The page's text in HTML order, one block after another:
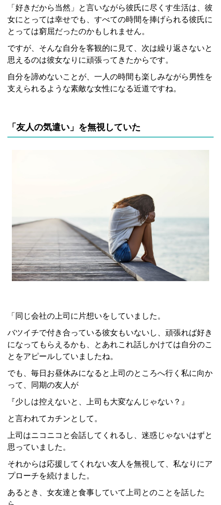
「好きだから当然」と言いながら彼氏に尽くす生活は、彼
女にとっては幸せでも、すべての時間を捧げられる彼氏に
とっては窮屈だったのかもしれません。
ですが、そんな自分を客観的に見て、次は繰り返さないと
思えるのは彼女なりに頑張ってきたからです。
自分を諦めないことが、一人の時間も楽しみながら男性を
支えられるような素敵な女性になる近道ですね。
「友人の気遣い」を無視していた
「同じ会社の上司に片想いをしていました。
バツイチで付き合っている彼女もいないし、頑張れば好き
になってもらえるかも、とあれこれ話しかけては自分のこ
とをアピールしていましたね。
でも、毎日お昼休みになると上司のところへ行く私に向か
って、同期の友人が
『少しは控えないと、上司も大変なんじゃない？』
と言われてカチンとして。
上司はニコニコと会話してくれるし、迷惑じゃないはずと
思っていました。
それからは応援してくれない友人を無視して、私なりにア
プローチを続けました。
あるとき、女友達と食事していて上司とのことを話した